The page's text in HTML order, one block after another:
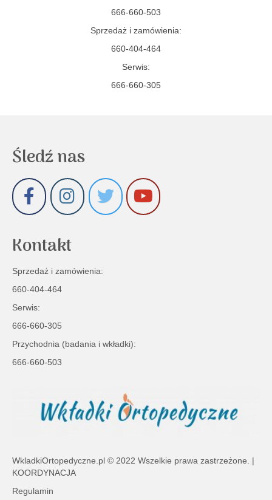
666-660-503
Sprzedaż i zamówienia:
660-404-464
Serwis:
666-660-305
Śledź nas
Kontakt
Sprzedaż i zamówienia:
660-404-464
Serwis:
666-660-305
Przychodnia (badania i wkładki):
666-660-503
WkladkiOrtopedyczne.pl © 2022 Wszelkie prawa zastrzeżone. |
KOORDYNACJA
Regulamin